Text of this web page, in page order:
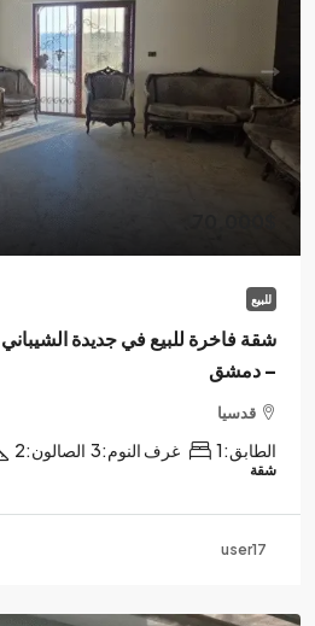
للبيع
شقة فاخرة للبيع في جديدة
– دمشق
قدسيا
الطابق:1 غرف النوم:3 الصالون:2
شقة
user17